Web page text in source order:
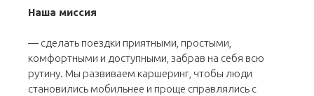
Наша миссия
— сделать поездки приятными, простыми,
комфортными и доступными, забрав на себя всю
рутину. Мы развиваем каршеринг, чтобы люди
становились мобильнее и проще справлялись с